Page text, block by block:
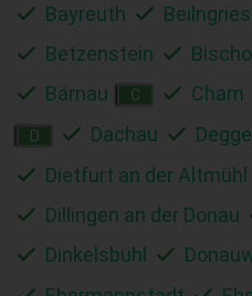
Bayreuth
Beilngries
Betzenstein
Bärnau
C Cham
D Dachau
Dietfurt an der Altmühl
Dillingen an der Donau
Dinkelsbühl